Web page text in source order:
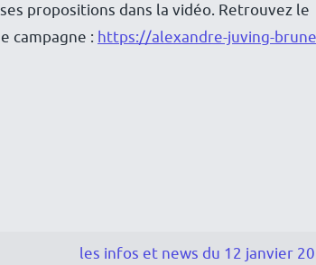
propositions dans la vidéo. Retrouvez le
campagne : https://alexandre-juving-
les infos et news du 12 janvier